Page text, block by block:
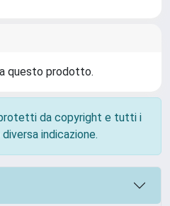
questo prodotto.
da copyright e tutti i
indicazione.